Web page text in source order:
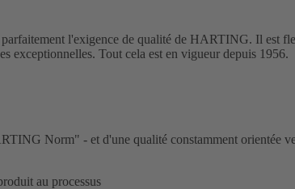
l'exigence de qualité de HARTING. Il est
exceptionnelles. Tout cela est en vigueur depuis 1956.
Norm" - et d'une qualité constamment orientée
au processus